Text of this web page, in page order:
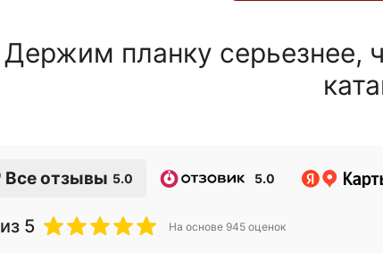
Держим планку серьезнее,
Все отзывы 5.0 5.0
из 5 На основе 945 оценок